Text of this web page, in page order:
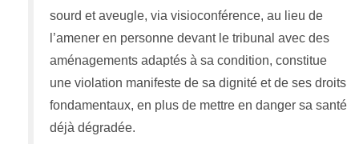
sourd et aveugle, via visioconférence, au lieu de
l’amener en personne devant le tribunal avec des
aménagements adaptés à sa condition, constitue
une violation manifeste de sa dignité et de ses droits
fondamentaux, en plus de mettre en danger sa santé
déjà dégradée.